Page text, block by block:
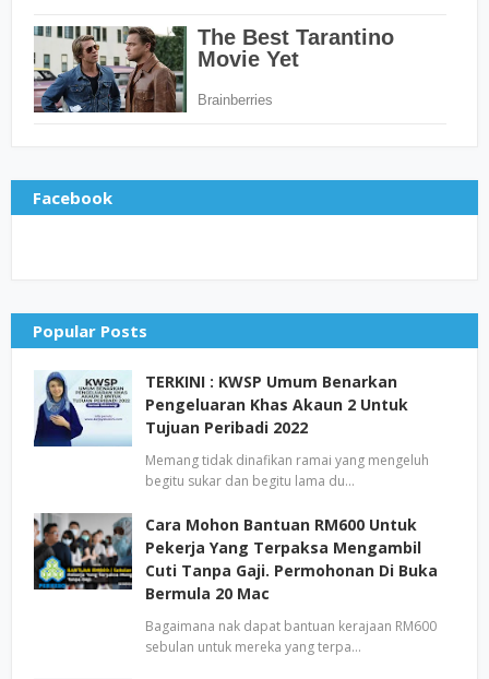
Facebook
Popular Posts
TERKINI : KWSP Umum Benarkan
Pengeluaran Khas Akaun 2 Untuk
Tujuan Peribadi 2022
Memang tidak dinafikan ramai yang mengeluh
begitu sukar dan begitu lama du…
Cara Mohon Bantuan RM600 Untuk
Pekerja Yang Terpaksa Mengambil
Cuti Tanpa Gaji. Permohonan Di Buka
Bermula 20 Mac
Bagaimana nak dapat bantuan kerajaan RM600
sebulan untuk mereka yang terpa…